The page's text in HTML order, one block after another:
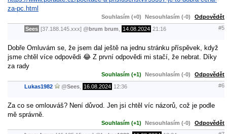
za-pc.html
Souhlasím (+0) Nesouhlasím (-0) Odpovědět
Sees [37.188.145.xxx] @brum brum 14.08.2024 21:16 #5
Dobře Omluvám se, že jsem dal ještě na jednu stránku příspěvek, když
jsme chtěl více odpovědi 😂 Z první odpovědi mi stačí, že nebrat. Díky
za rady
Souhlasím (+1) Nesouhlasím (-0) Odpovědět
Lukas1982 @Sees 16.08.2024 12:36 #6
Za co se omlouváš? Není důvod. Jen jsi chtěl víc názorů, což je podle
mě správně.
Souhlasím (+1) Nesouhlasím (-0) Odpovědět